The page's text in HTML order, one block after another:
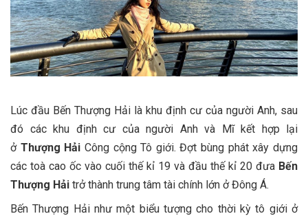
Lúc đầu Bến Thượng Hải là khu định cư của người Anh, sau
đó các khu định cư của người Anh và Mĩ kết hợp lại
ở Thượng Hải Công cộng Tô giới. Đợt bùng phát xây dựng
các toà cao ốc vào cuối thế kỉ 19 và đầu thế kỉ 20 đưa Bến
Thượng Hải trở thành trung tâm tài chính lớn ở Đông Á.
Bến Thượng Hải như một biểu tượng cho thời kỳ tô giới ở